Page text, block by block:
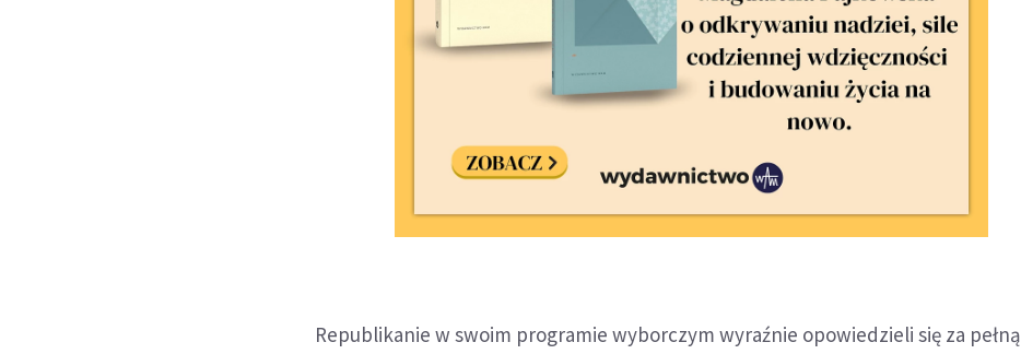
Republikanie w swoim programie wyborczym wyraźnie opowiedzieli się za pełną